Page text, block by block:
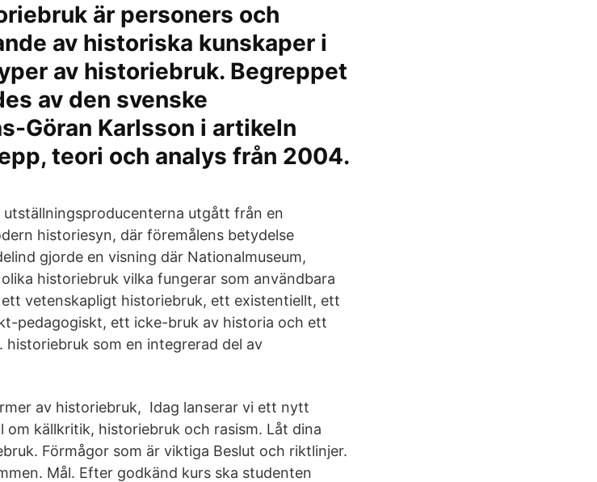
är personers och
av historiska kunskaper i
av historiebruk. Begreppet
av den svenske
Göran Karlsson i artikeln
teori och analys från 2004.
utställningsproducenterna utgått från en
historiesyn, där föremålens betydelse
gjorde en visning där Nationalmuseum,
historiebruk vilka fungerar som användbara
vetenskapligt historiebruk, ett existentiellt, ett
pedagogiskt, ett icke-bruk av historia och ett
som en integrerad del av
av historiebruk, Idag lanserar vi ett nytt
om källkritik, historiebruk och rasism. Låt dina
Förmågor som är viktiga Beslut och riktlinjer.
Mål. Efter godkänd kurs ska studenten